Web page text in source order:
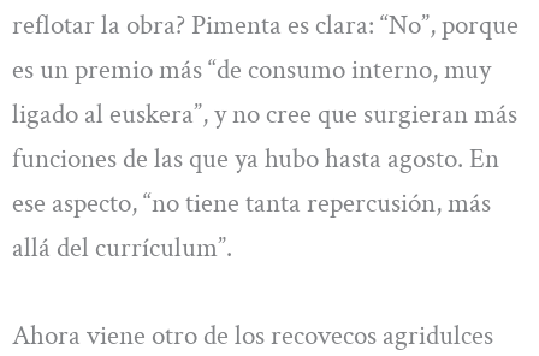
reflotar la obra? Pimenta es clara: “No”, porque
es un premio más “de consumo interno, muy
ligado al euskera”, y no cree que surgieran más
funciones de las que ya hubo hasta agosto. En
ese aspecto, “no tiene tanta repercusión, más
allá del currículum”.
Ahora viene otro de los recovecos agridulces